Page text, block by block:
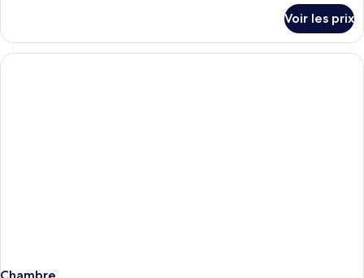
(Superior)
le
type
de
Voir les prix
Chambre